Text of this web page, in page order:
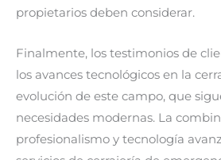
propietarios deben considerar.
Finalmente, los testimonios de
los avances tecnológicos en la
evolución de este campo, que
necesidades modernas. La
profesionalismo y tecnología